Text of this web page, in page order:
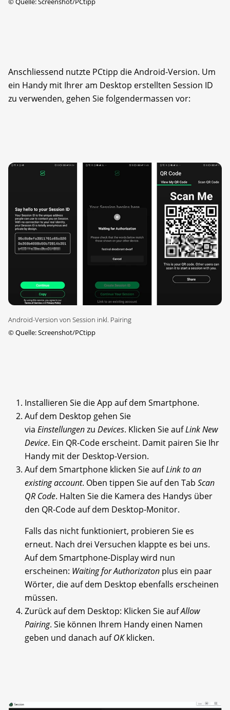
Anschliessend nutzte PCtipp die Android-Version. Um
ein Handy mit Ihrer am Desktop erstellten Session ID
zu verwenden, gehen Sie folgendermassen vor:
Android-Version von Session inkl. Pairing
©Quelle: Screenshot/PCtipp
Installieren Sie die App auf dem Smartphone.
Auf dem Desktop gehen Sie
via Einstellungenzu Devices. Klicken Sie aufLink New
Device. Ein QR-Code erscheint. Damit pairen Sie Ihr
Handy mit der Desktop-Version.
Auf dem Smartphone klicken Sie aufLink to an
existing account. Oben tippen Sie auf den Tab Scan
QR Code. Halten Sie die Kamera des Handys über
den QR-Code auf dem Desktop-Monitor.
Falls das nicht funktioniert, probieren Sie es
erneut. Nach drei Versuchen klappte es bei uns.
Auf dem Smartphone-Display wird nun
erscheinen: Waiting for Authorizaton plus ein paar
Wörter, die auf dem Desktop ebenfalls erscheinen
müssen.
Zurück auf dem Desktop: Klicken Sie aufAllow
Pairing. Sie können Ihrem Handy einen Namen
geben und danach aufOKklicken.